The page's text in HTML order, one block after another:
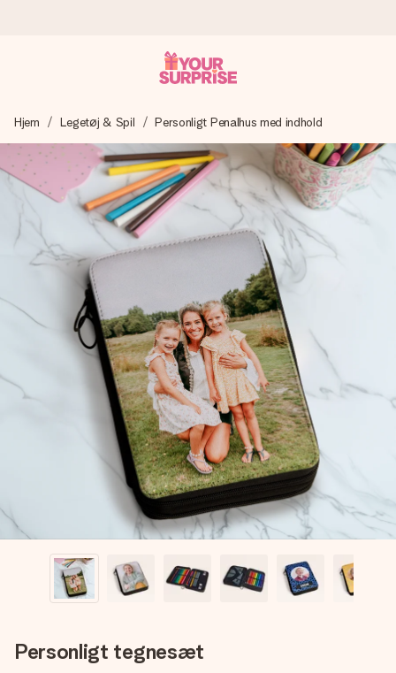
Vi laver din gave med omhu og sender den lynhurtigt – så
du kan give den på det helt rette tidspunkt, når den
betyder allermest.
4,7 (baseret på +15.000 anmeldelser)
Vores gaver inspirerer. Kunderne giver os 4,7 på Google
Gratis kort med hilsen
Lav noget særligt i blot få trin – med hendes navn, et
billede af dig eller en besked, der går lige i hendes hjerte.
Intet besvær men udelukkende en masse kærlighed i
Hjem Legetøj & Spil Personligt Penalhus med indhold
Personligt tegnesæt